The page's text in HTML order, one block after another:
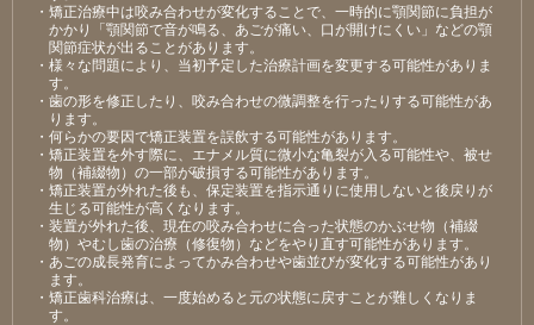
・矯正治療中は咬み合わせが変化することで、⼀時的に顎関節に負担が
かかり「顎関節で⾳が鳴る、あごが痛い、⼝が開けにくい」などの顎
関節症状が出ることがあります。
・様々な問題により、当初予定した治療計画を変更する可能性がありま
す。
・⻭の形を修正したり、咬み合わせの微調整を⾏ったりする可能性があ
ります。
・何らかの要因で矯正装置を誤飲する可能性があります。
・矯正装置を外す際に、エナメル質に微⼩な⻲裂が⼊る可能性や、被せ
物（補綴物）の⼀部が破損する可能性があります。
・矯正装置が外れた後も、保定装置を指⽰通りに使⽤しないと後戻りが
⽣じる可能性が⾼くなります。
・装置が外れた後、現在の咬み合わせに合った状態のかぶせ物（補綴
物）やむし⻭の治療（修復物）などをやり直す可能性があります。
・あごの成⻑発育によってかみ合わせや⻭並びが変化する可能性があり
ます。
・矯正⻭科治療は、⼀度始めると元の状態に戻すことが難しくなりま
す。